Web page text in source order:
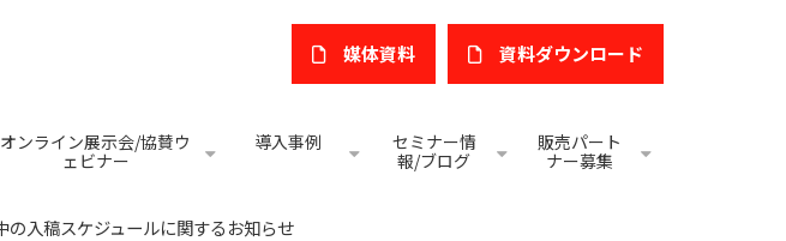
媒体資料 ​資料ダウンロード
オンライン展示会/協賛ウ
ェビナー
導入事例
セミナー情
報/ブログ
販売パート
ナー募集
の入稿スケジュールに関するお知らせ